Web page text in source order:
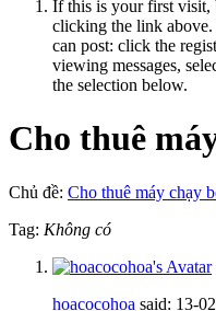
If this is your first visit,
clicking the link above.
can post: click the
viewing messages,
the selection below.
Cho thuê
Chủ đề: Cho thuê máy chạy
Tag: Không có
hoacocohoa said: 13-